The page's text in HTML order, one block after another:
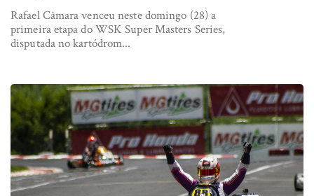
Rafael Câmara venceu neste domingo (28) a
primeira etapa do WSK Super Masters Series,
disputada no kartódrom...